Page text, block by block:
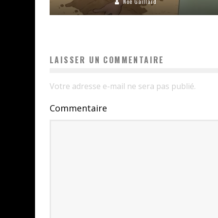
LAISSER UN COMMENTAIRE
Votre adresse e-mail ne sera pas publié.
Commentaire